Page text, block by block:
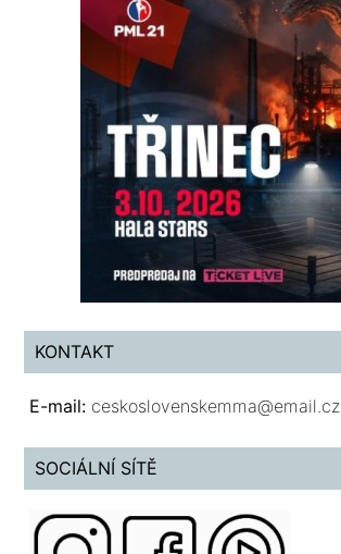
KONTAKT
E-mail: ceskoslovenskemma@email.cz
SOCIÁLNÍ SÍTĚ